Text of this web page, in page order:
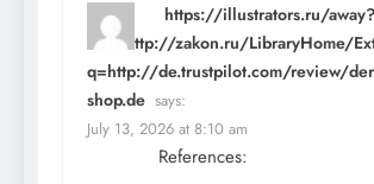
https://illustrators.ru/away?
link=http://zakon.ru/LibraryHome/
q=http://de.trustpilot.com/review/
shop.de says:
July 13, 2026 at 8:10 am
References: